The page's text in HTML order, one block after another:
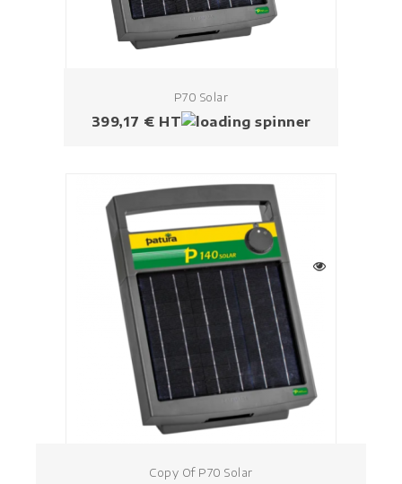
P70 Solar
Prezzo
399,17 € HT
Copy Of P70 Solar